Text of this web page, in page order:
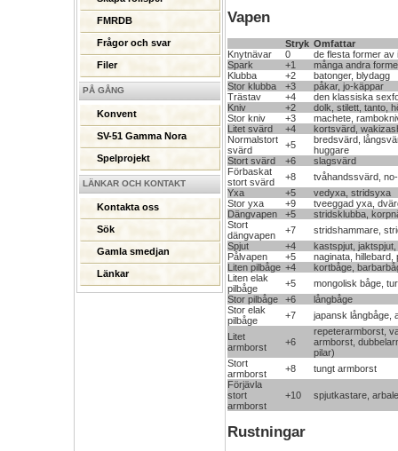
FMRDB
Frågor och svar
Filer
PÅ GÅNG
Konvent
SV-51 Gamma Nora
Spelprojekt
LÄNKAR OCH KONTAKT
Kontakta oss
Sök
Gamla smedjan
Länkar
Vapen
Stryk Omfattar
Knytnävar
0
de flesta former av
Spark
+1
många andra
Klubba
+2
batonger, blydagg
Stor klubba
+3
påkar, jo-käppar
Trästav
+4
den klassiska
Kniv
+2
dolk, stilett, tanto,
Stor kniv
+3
machete,
Litet svärd
+4
kortsvärd,
Normalstort
svärd
+5
bredsvärd,
huggare
Stort svärd
+6
slagsvärd
Förbaskat
stort svärd
+8
tvåhandssvärd,
Yxa
+5
vedyxa, stridsyxa
Stor yxa
+9
tveeggad yxa,
Dängvapen
+5
stridsklubba,
Stort
dängvapen
+7
stridshammare,
Spjut
+4
kastspjut,
Pålvapen
+5
naginata, hillebard,
Liten pilbåge +4
kortbåge,
Liten elak
pilbåge
+5
mongolisk båge,
Stor pilbåge
+6
långbåge
Stor elak
pilbåge
+7
japansk långbåge,
Litet
armborst
+6
repeterarmborst,
armborst,
pilar)
Stort
armborst
+8
tungt armborst
Förjävla
stort
armborst
+10 spjutkastare,
Rustningar